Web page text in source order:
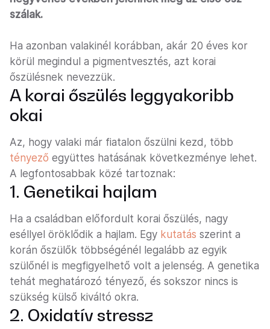
szálak.
Ha azonban valakinél korábban, akár 20 éves kor
körül megindul a pigmentvesztés, azt korai
őszülésnek nevezzük.
A korai őszülés leggyakoribb
okai
Az, hogy valaki már fiatalon őszülni kezd, több
tényező együttes hatásának következménye lehet.
A legfontosabbak közé tartoznak:
1. Genetikai hajlam
Ha a családban előfordult korai őszülés, nagy
eséllyel öröklődik a hajlam. Egy kutatás szerint a
korán őszülők többségénél legalább az egyik
szülőnél is megfigyelhető volt a jelenség. A genetika
tehát meghatározó tényező, és sokszor nincs is
szükség külső kiváltó okra.
2. Oxidatív stressz